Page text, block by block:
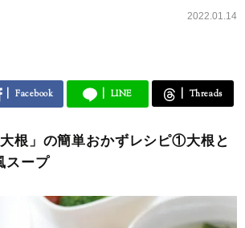
2022.01.14
Facebook LINE Threads
根」の簡単おかずレシピ①大根と
スープ